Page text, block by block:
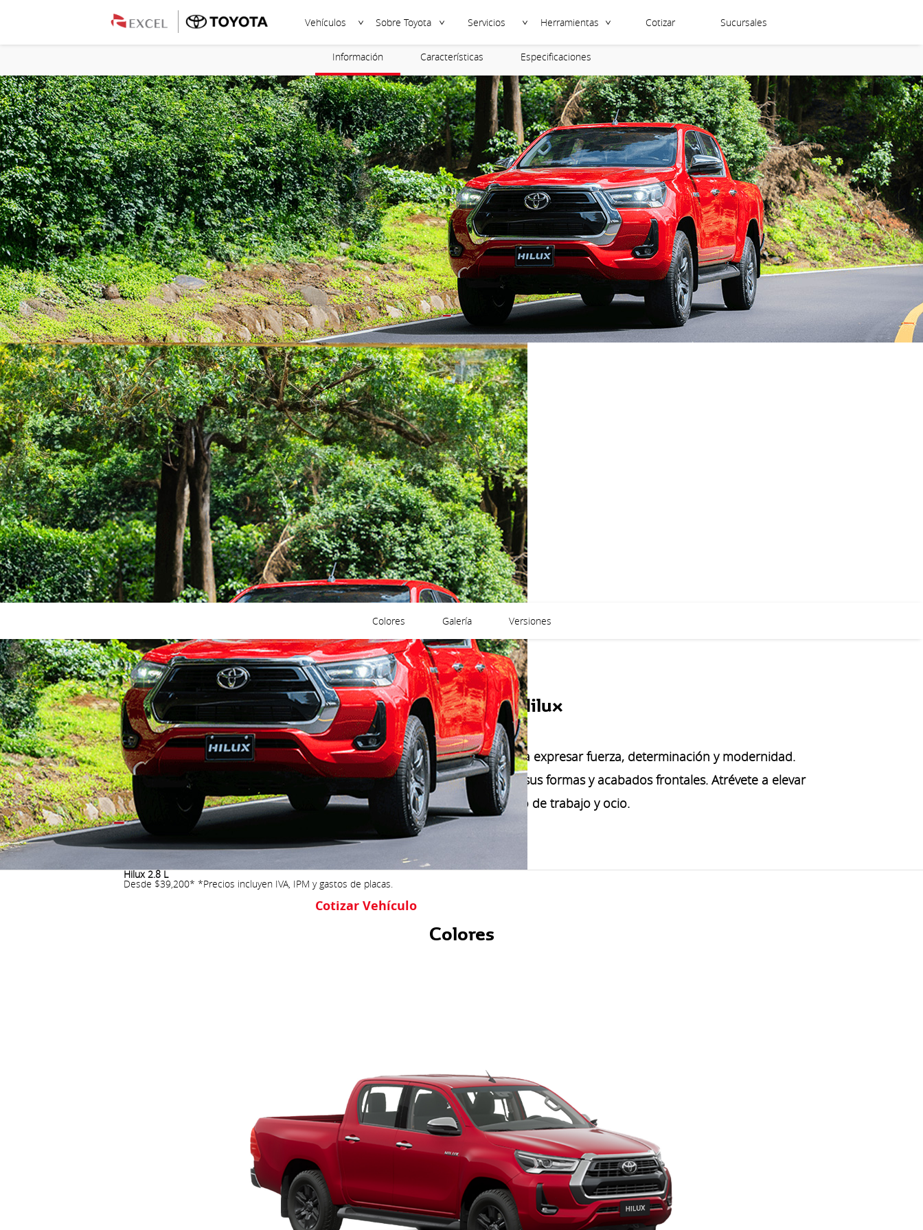
Vehículos Sobre Toyota Servicios Herramientas Cotizar Sucursales
Información Características Especificaciones
Hilux 2.8 L
Desde $39,200* *Precios incluyen IVA, IPM y gastos de placas.
Cotizar Vehículo
Colores Galería Versiones
La Fuerza se llama Hilux
Con el mismo desempeño y capacidades, Hilux renueva su diseño para expresar fuerza, determinación y modernidad.
Grande, todoterreno y resistente. Esta versión de Hilux te cautivará con sus formas y acabados frontales. Atrévete a elevar
tus capacidades con el mejor compañero de trabajo y ocio.
Colores